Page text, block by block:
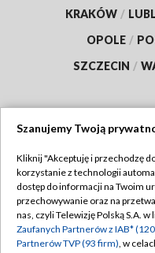
KRAKÓW /
OPOLE /
SZCZECIN /
Abonament TVP
Emisja w TVP
Szanujemy Twoją
Kliknij "Akceptuję i przechodzę
korzystanie z technologii
dostęp do informacji na Twoim
przechowywanie oraz na
nas, czyli Telewizję Polską S.A.
Zaufanych Partnerów z IAB*
Partnerów TVP (93 firm), w